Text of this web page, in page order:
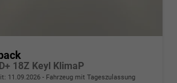
18Z Keyl KlimaP
11.09.2026 Fahrzeug mit Tageszulassung